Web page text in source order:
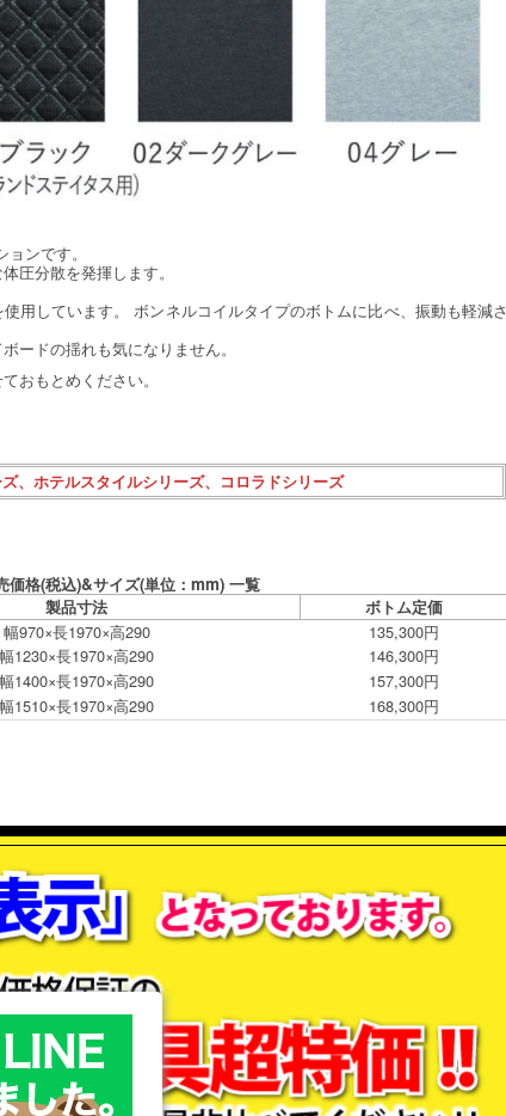
ンです。
圧分散を発揮します。
用しています。 ボンネルコイルタイプのボトムに比べ、振動も軽減さ
ードの揺れも気になりません。
おもとめください。
、ホテルスタイルシリーズ、コロラドシリーズ
格(税込)&サイズ(単位：mm) 一覧
製品寸法
ボトム定価
幅970×長1970×高290 135,300円
幅1230×長1970×高290 146,300円
幅1400×長1970×高290 157,300円
幅1510×長1970×高290
168,300円